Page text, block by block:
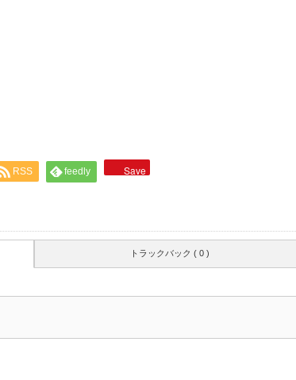
RSS feedly Save
トラックバック ( 0 )